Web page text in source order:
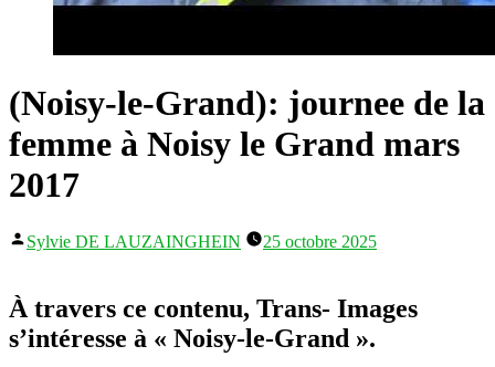
(Noisy-le-Grand): journee de la
femme à Noisy le Grand mars
2017
Publié
Sylvie DE LAUZAINGHEIN 25 octobre 2025
À travers ce contenu, Trans- Images
s’intéresse à « Noisy-le-Grand ».